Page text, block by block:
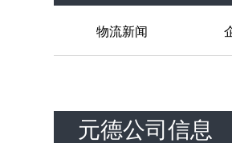
物流新闻
元德公司信息